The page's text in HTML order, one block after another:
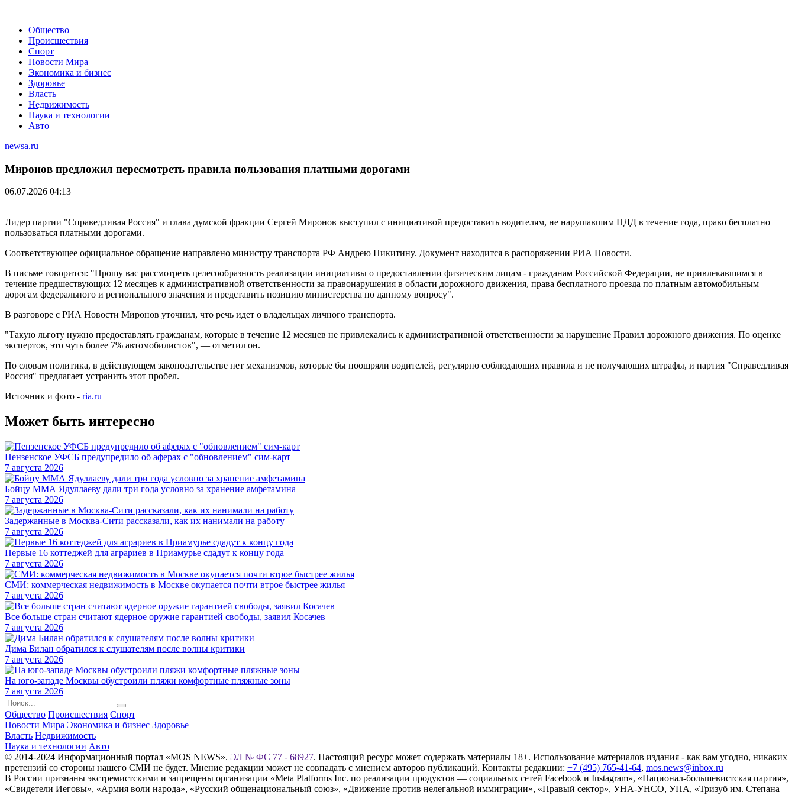
Общество
Происшествия
Спорт
Новости Мира
Экономика и бизнес
Здоровье
Власть
Недвижимость
Наука и технологии
Авто
newsa.ru
Миронов предложил пересмотреть правила пользования платными дорогами
06.07.2026 04:13
Лидер партии "Справедливая Россия" и глава думской фракции Сергей Миронов выступил с инициативой предоставить водителям, не нарушавшим ПДД в течение года, право бесплатно
пользоваться платными дорогами.
Соответствующее официальное обращение направлено министру транспорта РФ Андрею Никитину. Документ находится в распоряжении РИА Новости.
В письме говорится: "Прошу вас рассмотреть целесообразность реализации инициативы о предоставлении физическим лицам - гражданам Российской Федерации, не привлекавшимся в
течение предшествующих 12 месяцев к административной ответственности за правонарушения в области дорожного движения, права бесплатного проезда по платным автомобильным
дорогам федерального и регионального значения и представить позицию министерства по данному вопросу".
В разговоре с РИА Новости Миронов уточнил, что речь идет о владельцах личного транспорта.
"Такую льготу нужно предоставлять гражданам, которые в течение 12 месяцев не привлекались к административной ответственности за нарушение Правил дорожного движения. По оценке
экспертов, это чуть более 7% автомобилистов", — отметил он.
По словам политика, в действующем законодательстве нет механизмов, которые бы поощряли водителей, регулярно соблюдающих правила и не получающих штрафы, и партия "Справедливая
Россия" предлагает устранить этот пробел.
Источник и фото - ria.ru
Может быть интересно
Пензенское УФСБ предупредило об аферах с "обновлением" сим-карт
7 августа 2026
Бойцу ММА Ядуллаеву дали три года условно за хранение амфетамина
7 августа 2026
Задержанные в Москва-Сити рассказали, как их нанимали на работу
7 августа 2026
Первые 16 коттеджей для аграриев в Приамурье сдадут к концу года
7 августа 2026
СМИ: коммерческая недвижимость в Москве окупается почти втрое быстрее жилья
7 августа 2026
Все больше стран считают ядерное оружие гарантией свободы, заявил Косачев
7 августа 2026
Дима Билан обратился к слушателям после волны критики
7 августа 2026
На юго-западе Москвы обустроили пляжи комфортные пляжные зоны
7 августа 2026
Общество Происшествия Спорт
Новости Мира Экономика и бизнес Здоровье
Власть Недвижимость
Наука и технологии Авто
© 2014-2024 Информационный портал «MOS NEWS». ЭЛ № ФС 77 - 68927. Настоящий ресурс может содержать материалы 18+. Использование материалов издания - как вам угодно, никаких
претензий со стороны нашего СМИ не будет. Мнение редакции может не совпадать с мнением авторов публикаций. Контакты редакции: +7 (495) 765-41-64, mos.news@inbox.ru
В России признаны экстремистскими и запрещены организации «Meta Platforms Inc. по реализации продуктов — социальных сетей Facebook и Instagram», «Национал-большевистская партия»,
«Свидетели Иеговы», «Армия воли народа», «Русский общенациональный союз», «Движение против нелегальной иммиграции», «Правый сектор», УНА-УНСО, УПА, «Тризуб им. Степана